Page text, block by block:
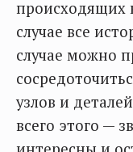
происходящих
случае все
случае можно
узлов и
всего этого —